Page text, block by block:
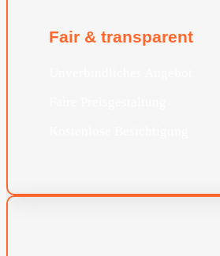
Fair & transparent